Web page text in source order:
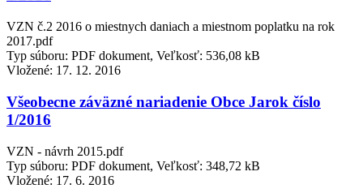
VZN č.2 2016 o miestnych daniach a miestnom poplatku na rok
2017.pdf
Typ súboru: PDF dokument, Veľkosť: 536,08 kB
Vložené: 17. 12. 2016
Všeobecne záväzné nariadenie Obce Jarok číslo
1/2016
VZN - návrh 2015.pdf
Typ súboru: PDF dokument, Veľkosť: 348,72 kB
Vložené: 17. 6. 2016